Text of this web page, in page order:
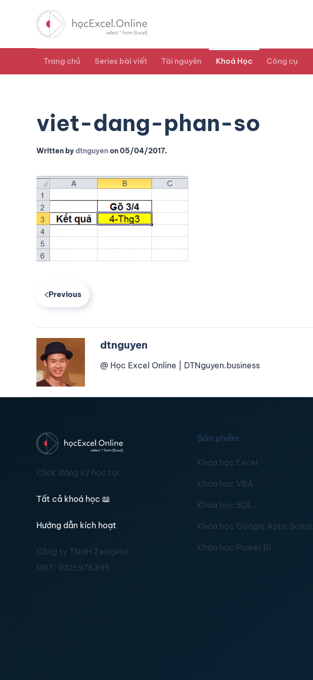
Trang chủ Series bài viết Tài nguyên Khoá Học Công cụ
viet-dang-phan-so
Written bydtnguyenon05/04/2017.
Previous
dtnguyen
@ Học Excel Online | DTNguyen.business
Click đăng ký học tại:
Tất cả khoá học 📖
Hướng dẫn kích hoạt
Công ty TNHH Zeitgeist
MST: 0315976395
Sản phẩm
Khóa học Excel
Khóa học VBA
Khóa học SQL
Khóa học Google Apps Script
Khóa học Power BI